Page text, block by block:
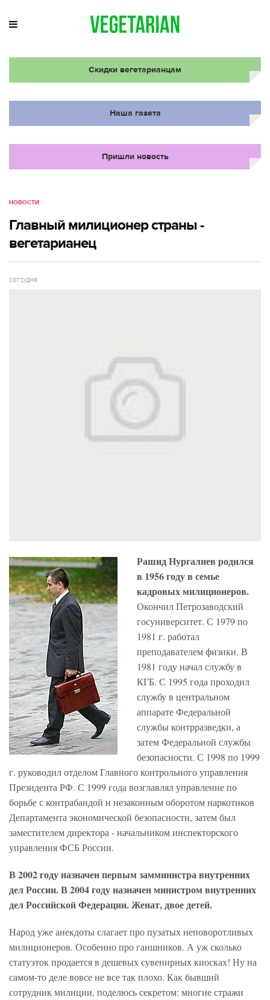
Скидки вегетарианцам
Наша газета
Пришли новость
НОВОСТИ
Главный милиционер страны -
вегетарианец
СЕГОДНЯ
Рашид Нургалиев родился
в 1956 году в семье
кадровых милиционеров.
Окончил Петрозаводский
госуниверситет. С 1979 по
1981 г. работал
преподавателем физики. В
1981 году начал службу в
КГБ. С 1995 года проходил
службу в центральном
аппарате Федеральной
службы контрразведки, а
затем Федеральной службы
безопасности. С 1998 по 1999
г. руководил отделом Главного контрольного управления
Президента РФ. С 1999 года возглавлял управление по
борьбе с контрабандой и незаконным оборотом наркотиков
Департамента экономической безопасности, затем был
заместителем директора - начальником инспекторского
управления ФСБ России.
В 2002 году назначен первым замминистра внутренних
дел России. В 2004 году назначен министром внутренних
дел Российской Федерации. Женат, двое детей.
Народ уже анекдоты слагает про пузатых неповоротливых
милиционеров. Особенно про гаишников. А уж сколько
статуэток продается в дешевых сувенирных киосках! Ну на
самом-то деле вовсе не все так плохо. Как бывший
сотрудник милиции, поделюсь секретом: многие стражи